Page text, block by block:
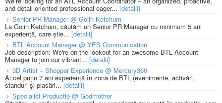
and detail-oriented professional eager... [detalii]
Senior PR Manager @ Golin Ketchum
La Golin Ketchum, căutăm un Senior PR Manager cu minimum 5 ani
experiență, care știe... [detalii]
BTL Account Manager @ YES Communication
Job description: We're on the lookout for an awesome BTL Account
Manager to join our vibrant... [detalii]
3D Artist – Shopper Experience @ Mercury360
Ai cel puțin 7 ani experiență în zona de BTL (evenimente, activări,
standuri și plasări...[detalii]
Specialist Productie @ Godmother